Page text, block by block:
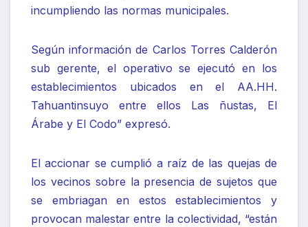
incumpliendo las normas municipales.
Según información de Carlos Torres Calderón
sub gerente, el operativo se ejecutó en los
establecimientos ubicados en el AA.HH.
Tahuantinsuyo entre ellos Las ñustas, El
Árabe y El Codo” expresó.
El accionar se cumplió a raíz de las quejas de
los vecinos sobre la presencia de sujetos que
se embriagan en estos establecimientos y
provocan malestar entre la colectividad, “están